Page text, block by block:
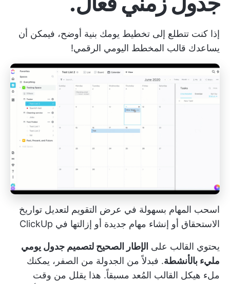
إذا كنت تتطلع إلى تخطيط يومك بنية أوضح، فيمكن أن
يساعدك قالب المخطط اليومي الرقمي!
اسحب المهام بسهولة في عرض التقويم لتعديل تواريخ
الاستحقاق أو إنشاء مهام جديدة أو إزالتها في ClickUp
يحتوي القالب على الإطار الصحيح لتصميم جدول يومي
مليء بالأنشطة. فبدلاً من الجدولة من الصفر، يمكنك
ملء هيكل القالب المُعد مسبقاً. هذا يقلل من وقت